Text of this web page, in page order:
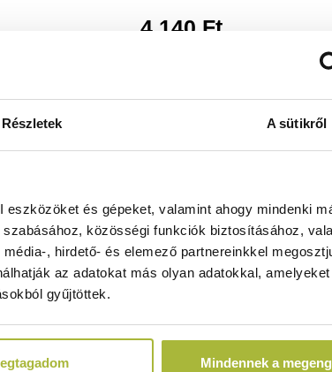
Részletek A sütikről
és gépeket, valamint ahogy mindenki
közösségi funkciók biztosításához,
, hirdető- és elemező partnereinkkel
az adatokat más olyan adatokkal, amelyeket
gyűjtöttek.
Mindennek a
4.140 Ft
KOSÁRBA